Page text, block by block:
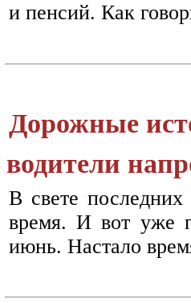
и пенсий. Как
Дорожные
водители
В свете последних
время. И вот уже
июнь. Настало